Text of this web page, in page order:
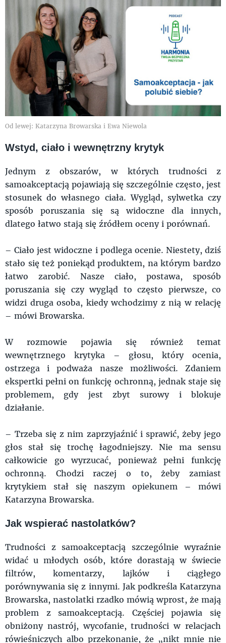
Od lewej: Katarzyna Browarska i Ewa Niewola
Wstyd, ciało i wewnętrzny krytyk
Jednym z obszarów, w których trudności z
samoakceptacją pojawiają się szczególnie często, jest
stosunek do własnego ciała. Wygląd, sylwetka czy
sposób poruszania się są widoczne dla innych,
dlatego łatwo stają się źródłem oceny i porównań.
– Ciało jest widoczne i podlega ocenie. Niestety, dziś
stało się też poniekąd produktem, na którym bardzo
łatwo zarobić. Nasze ciało, postawa, sposób
poruszania się czy wygląd to często pierwsze, co
widzi druga osoba, kiedy wchodzimy z nią w relację
– mówi Browarska.
W rozmowie pojawia się również temat
wewnętrznego krytyka – głosu, który ocenia,
ostrzega i podważa nasze możliwości. Zdaniem
ekspertki pełni on funkcję ochronną, jednak staje się
problemem, gdy jest zbyt surowy i blokuje
działanie.
– Trzeba się z nim zaprzyjaźnić i sprawić, żeby jego
głos stał się trochę łagodniejszy. Nie ma sensu
całkowicie go wyrzucać, ponieważ pełni funkcję
ochronną. Chodzi raczej o to, żeby zamiast
krytykiem stał się naszym opiekunem – mówi
Katarzyna Browarska.
Jak wspierać nastolatków?
Trudności z samoakceptacją szczególnie wyraźnie
widać u młodych osób, które dorastają w świecie
filtrów, komentarzy, lajków i ciągłego
porównywania się z innymi. Jak podkreśla Katarzyna
Browarska, nastolatki rzadko mówią wprost, że mają
problem z samoakceptacją. Częściej pojawia się
obniżony nastrój, wycofanie, trudności w relacjach
rówieśniczych albo przekonanie, że „nikt mnie nie